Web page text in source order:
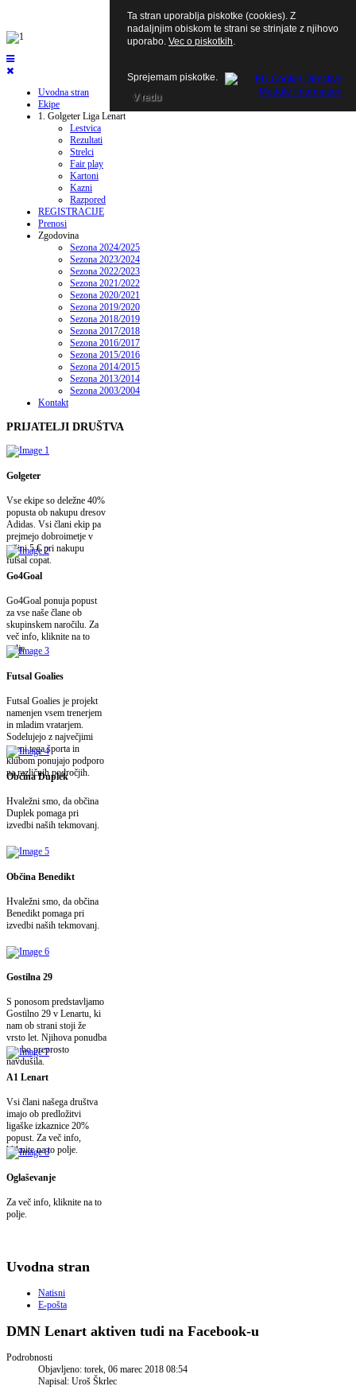
Uvodna stran
Ekipe
1. Golgeter Liga Lenart
Lestvica
Rezultati
Strelci
Fair play
Kartoni
Kazni
Razpored
REGISTRACIJE
Prenosi
Zgodovina
Sezona 2024/2025
Sezona 2023/2024
Sezona 2022/2023
Sezona 2021/2022
Sezona 2020/2021
Sezona 2019/2020
Sezona 2018/2019
Sezona 2017/2018
Sezona 2016/2017
Sezona 2015/2016
Sezona 2014/2015
Sezona 2013/2014
Sezona 2003/2004
Kontakt
PRIJATELJI DRUŠTVA
Golgeter
Vse ekipe so deležne 40%
popusta ob nakupu dresov
Adidas. Vsi člani ekip pa
prejmejo dobroimetje v
višini 5 € pri nakupu
futsal copat.
Go4Goal
Go4Goal ponuja popust
za vse naše člane ob
skupinskem naročilu. Za
več info, kliknite na to
polje.
Futsal Goalies
Futsal Goalies je projekt
namenjen vsem trenerjem
in mladim vratarjem.
Sodelujejo z največjimi
imeni tega športa in
klubom ponujajo podporo
na različnih področjih.
Občina Duplek
Hvaležni smo, da občina
Duplek pomaga pri
izvedbi naših tekmovanj.
Občina Benedikt
Hvaležni smo, da občina
Benedikt pomaga pri
izvedbi naših tekmovanj.
Gostilna 29
S ponosom predstavljamo
Gostilno 29 v Lenartu, ki
nam ob strani stoji že
vrsto let. Njihova ponudba
vas bo preprosto
navdušila.
A1 Lenart
Vsi člani našega društva
imajo ob predložitvi
ligaške izkaznice 20%
popust. Za več info,
kliknite na to polje.
Oglaševanje
Za več info, kliknite na to
polje.
Uvodna stran
Natisni
E-pošta
DMN Lenart aktiven tudi na Facebook-u
Podrobnosti
Objavljeno: torek, 06 marec 2018 08:54
Napisal: Uroš Škrlec
Ta stran uporablja piskotke (cookies). Z
nadaljnjim obiskom te strani se strinjate z njihovo
uporabo. Vec o piskotkih.
Sprejemam piskotke.
V redu